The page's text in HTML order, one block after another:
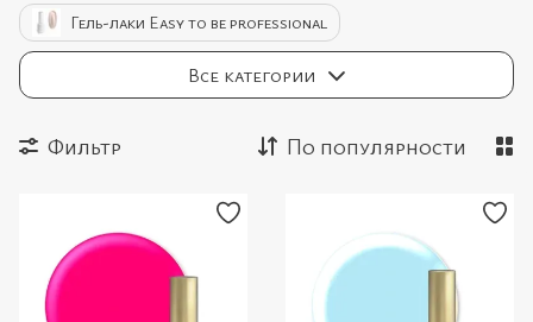
Гель-лаки Easy to be professional
Все категории
Фильтр По популярности